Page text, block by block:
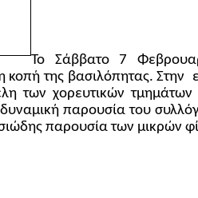
Το Σάββατο 7
κοπή της βασιλόπητας. Στην
των χορευτικών
παρουσία του
παρουσία των μικρών